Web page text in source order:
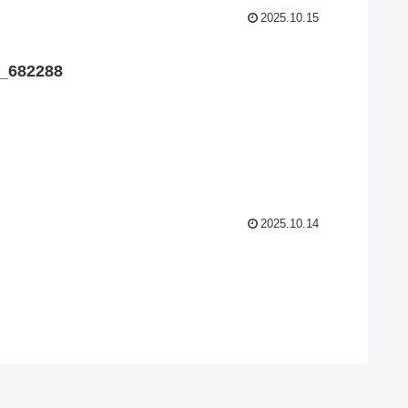
2025.10.15
2025.10.14